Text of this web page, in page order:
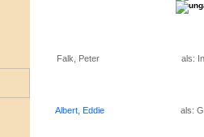
Falk, Peter als:
Albert, Eddie als: